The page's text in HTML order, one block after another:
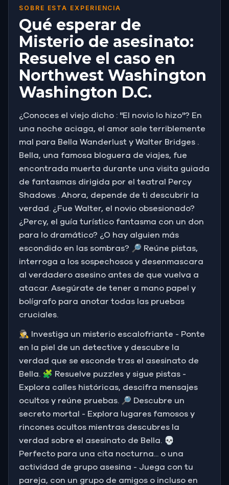
SOBRE ESTA EXPERIENCIA
Qué esperar de
Misterio de asesinato:
Resuelve el caso en
Northwest Washington
Washington D.C.
¿Conoces el viejo dicho : "El novio lo hizo"? En
una noche aciaga, el amor sale terriblemente
mal para Bella Wanderlust y Walter Bridges .
Bella, una famosa bloguera de viajes, fue
encontrada muerta durante una visita guiada
de fantasmas dirigida por el teatral Percy
Shadows . Ahora, depende de ti descubrir la
verdad. ¿Fue Walter, el novio obsesionado?
¿Percy, el guía turístico fantasma con un don
para lo dramático? ¿O hay alguien más
escondido en las sombras? 🔎 Reúne pistas,
interroga a los sospechosos y desenmascara
al verdadero asesino antes de que vuelva a
atacar. Asegúrate de tener a mano papel y
bolígrafo para anotar todas las pruebas
cruciales.
🕵️‍♂️ Investiga un misterio escalofriante - Ponte
en la piel de un detective y descubre la
verdad que se esconde tras el asesinato de
Bella. 🧩 Resuelve puzzles y sigue pistas -
Explora calles históricas, descifra mensajes
ocultos y reúne pruebas. 🔎 Descubre un
secreto mortal - Explora lugares famosos y
rincones ocultos mientras descubres la
verdad sobre el asesinato de Bella. 💀
Perfecto para una cita nocturna... o una
actividad de grupo asesina - Juega con tu
pareja, con un grupo de amigos o incluso en